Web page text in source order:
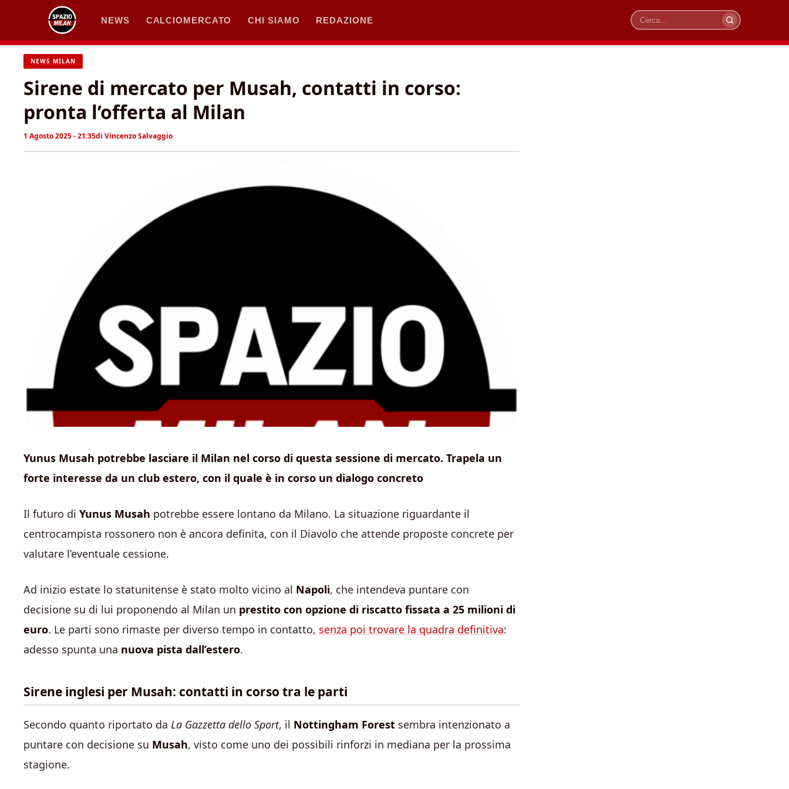
contenuto
NEWS CALCIOMERCATO CHI SIAMO REDAZIONE
Cerca
NEWS MILAN
Sirene di mercato per Musah, contatti in corso:
pronta l’offerta al Milan
1 Agosto 2025 - 21:35di Vincenzo Salvaggio
Yunus Musah potrebbe lasciare il Milan nel corso di questa sessione di mercato. Trapela un
forte interesse da un club estero, con il quale è in corso un dialogo concreto
Il futuro di Yunus Musah potrebbe essere lontano da Milano. La situazione riguardante il
centrocampista rossonero non è ancora definita, con il Diavolo che attende proposte concrete per
valutare l’eventuale cessione.
Ad inizio estate lo statunitense è stato molto vicino al Napoli, che intendeva puntare con
decisione su di lui proponendo al Milan un prestito con opzione di riscatto fissata a 25 milioni di
euro. Le parti sono rimaste per diverso tempo in contatto, senza poi trovare la quadra definitiva:
adesso spunta una nuova pista dall’estero.
Sirene inglesi per Musah: contatti in corso tra le parti
Secondo quanto riportato da La Gazzetta dello Sport, il Nottingham Forest sembra intenzionato a
puntare con decisione su Musah, visto come uno dei possibili rinforzi in mediana per la prossima
stagione.